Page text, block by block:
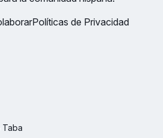
Políticas de Privacidad
Taba